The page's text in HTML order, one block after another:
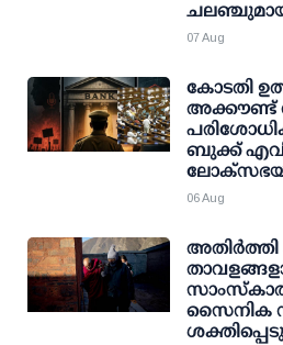
07 Aug
കോടതി
അക്കൗണ്ട്
ബുക്ക്
06 Aug
സൈനിക